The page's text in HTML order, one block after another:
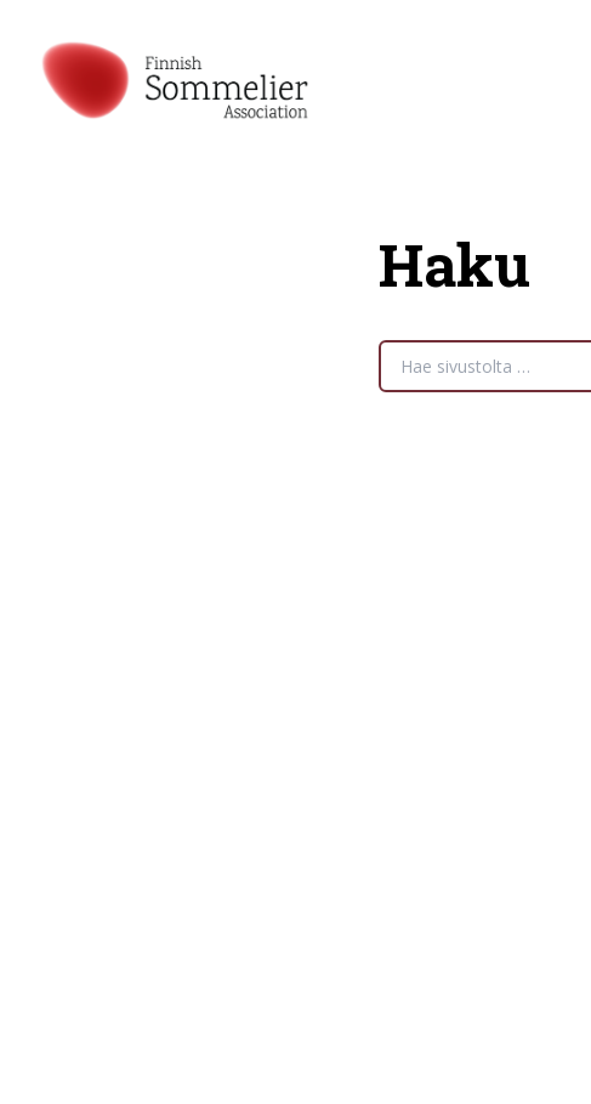
Haku
Etsi
sivua: